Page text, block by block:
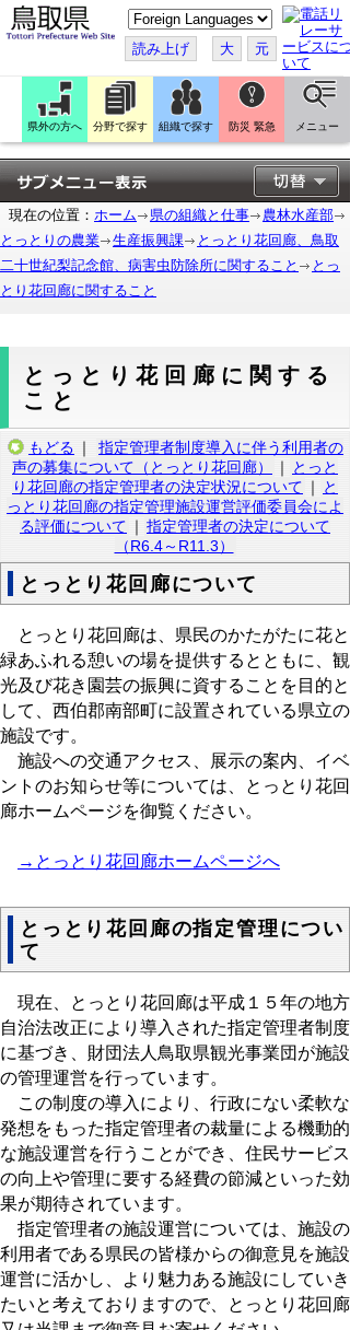
こ
の
ペ
ー
ジ
翻
訳
す
る
読み上げ 大 元
県外の方へ 分野で探す 組織で探す 防災 緊急 メニュー
現在の位置： ホーム 県の組織と仕事
農林水産部
とっとりの農業
生産振興課
とっとり花回廊、鳥取
二十世紀梨記念館、病害虫防除所に関すること
とっ
とり花回廊に関すること
とっとり花回廊に関する
こと
もどる ｜
指定管理者制度導入に伴う利用者の
声の募集について（とっとり花回廊）
｜
とっと
り花回廊の指定管理者の決定状況について ｜
と
っとり花回廊の指定管理施設運営評価委員会によ
る評価について ｜ 指定管理者の決定について
（R6.4～R11.3）
とっとり花回廊について
とっとり花回廊は、県民のかたがたに花と
緑あふれる憩いの場を提供するとともに、観
光及び花き園芸の振興に資することを目的と
して、西伯郡南部町に設置されている県立の
施設です。
施設への交通アクセス、展示の案内、イベ
ントのお知らせ等については、とっとり花回
廊ホームページを御覧ください。
→とっとり花回廊ホームページへ
とっとり花回廊の指定管理につい
て
現在、とっとり花回廊は平成１５年の地方
自治法改正により導入された指定管理者制度
に基づき、財団法人鳥取県観光事業団が施設
の管理運営を行っています。
この制度の導入により、行政にない柔軟な
発想をもった指定管理者の裁量による機動的
な施設運営を行うことができ、住民サービス
の向上や管理に要する経費の節減といった効
果が期待されています。
指定管理者の施設運営については、施設の
利用者である県民の皆様からの御意見を施設
運営に活かし、より魅力ある施設にしていき
たいと考えておりますので、とっとり花回廊